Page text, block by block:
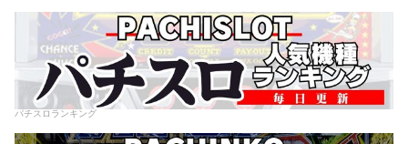
パチスロランキング